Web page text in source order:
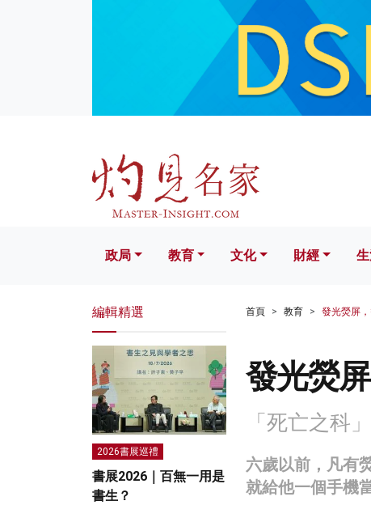
文化 財經 生活
政局 教育 文化 財經
首頁 教育 發光熒屏
發光熒
「死亡之科
六歲以前，凡有
就給他一個手機
編輯精選
2026書展巡禮
書展2026｜百無一用是
書生？